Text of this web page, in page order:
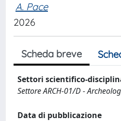
A. Pace
2026
Scheda breve
Settori scientifico-
Settore ARCH-01/D -
Data di pubblicazione